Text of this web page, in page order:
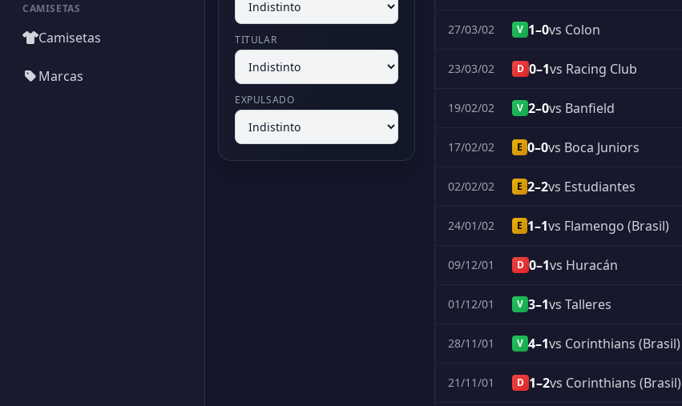
CAMISETAS
Camisetas
Marcas
TITULAR
EXPULSADO
27/03/02 V 1–0vs Colon
23/03/02 D 0–1vs Racing Club
19/02/02 V 2–0vs Banfield
17/02/02 E 0–0vs Boca Juniors
02/02/02 E 2–2vs Estudiantes
24/01/02 E 1–1vs Flamengo (Brasil)
09/12/01 D 0–1vs Huracán
01/12/01 V 3–1vs Talleres
28/11/01 V 4–1vs Corinthians (Brasil)
21/11/01 D 1–2vs Corinthians (Brasil)